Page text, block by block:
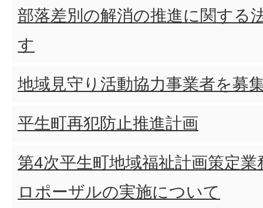
部落差別の解消の推進に関する
す
地域見守り活動協力事業者を募
平生町再犯防止推進計画
第4次平生町地域福祉計画策定
ロポーザルの実施について